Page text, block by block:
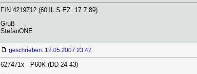
FIN 4219712 (601L S EZ: 17.7.89)
Gruß
StefanONE
geschrieben: 12.05.2007 23:42
627471x - P60K (DD 24-43)